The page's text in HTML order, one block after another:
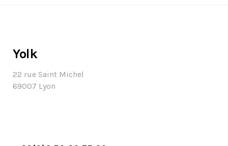
Yolk
22 rue Saint Michel
69007 Lyon